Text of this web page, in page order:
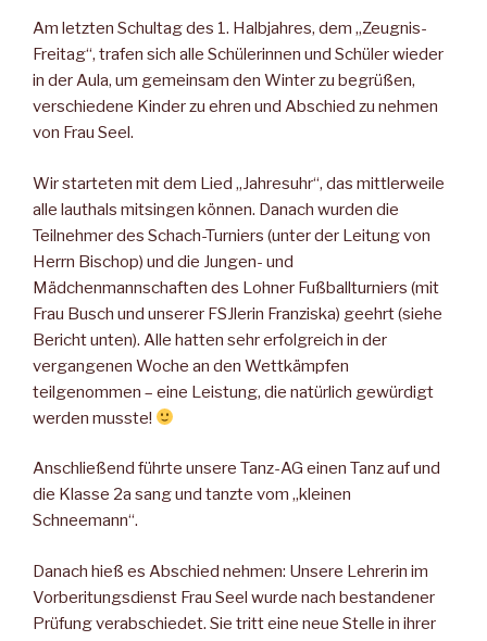
Am letzten Schultag des 1. Halbjahres, dem „Zeugnis-
Freitag“, trafen sich alle Schülerinnen und Schüler wieder
in der Aula, um gemeinsam den Winter zu begrüßen,
verschiedene Kinder zu ehren und Abschied zu nehmen
von Frau Seel.
Wir starteten mit dem Lied „Jahresuhr“, das mittlerweile
alle lauthals mitsingen können. Danach wurden die
Teilnehmer des Schach-Turniers (unter der Leitung von
Herrn Bischop) und die Jungen- und
Mädchenmannschaften des Lohner Fußballturniers (mit
Frau Busch und unserer FSJlerin Franziska) geehrt (siehe
Bericht unten). Alle hatten sehr erfolgreich in der
vergangenen Woche an den Wettkämpfen
teilgenommen – eine Leistung, die natürlich gewürdigt
werden musste!
Anschließend führte unsere Tanz-AG einen Tanz auf und
die Klasse 2a sang und tanzte vom „kleinen
Schneemann“.
Danach hieß es Abschied nehmen: Unsere Lehrerin im
Vorberitungsdienst Frau Seel wurde nach bestandener
Prüfung verabschiedet. Sie tritt eine neue Stelle in ihrer